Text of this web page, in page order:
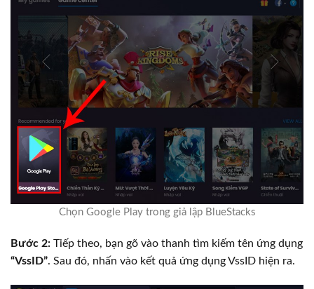
Chọn Google Play trong giả lập BlueStacks
Bước 2: Tiếp theo, bạn gõ vào thanh tìm kiếm tên ứng dụng
“VssID”. Sau đó, nhấn vào kết quả ứng dụng VssID hiện ra.